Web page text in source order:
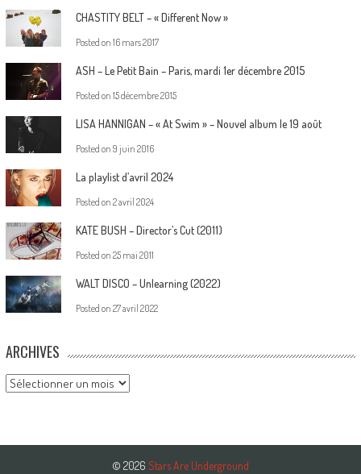
CHASTITY BELT – « Different Now »
Posted on 16 mars 2017
ASH – Le Petit Bain – Paris, mardi 1er décembre 2015
Posted on 15 décembre 2015
LISA HANNIGAN – « At Swim » – Nouvel album le 19 août
Posted on 9 juin 2016
La playlist d’avril 2024
Posted on 2 avril 2024
KATE BUSH – Director’s Cut (2011)
Posted on 25 mai 2011
WALT DISCO – Unlearning (2022)
Posted on 27 avril 2022
ARCHIVES
Archives
© 2026 Stars Are Underground